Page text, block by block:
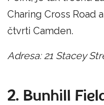
Charing Cross Road
čtvrti Camden.
Adresa: 21 Stacey
2. Bunhill